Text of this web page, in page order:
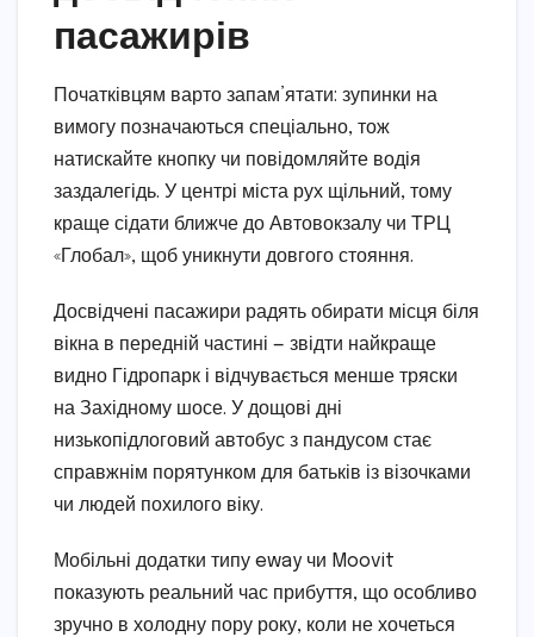
пасажирів
Початківцям варто запам’ятати: зупинки на
вимогу позначаються спеціально, тож
натискайте кнопку чи повідомляйте водія
заздалегідь. У центрі міста рух щільний, тому
краще сідати ближче до Автовокзалу чи ТРЦ
«Глобал», щоб уникнути довгого стояння.
Досвідчені пасажири радять обирати місця біля
вікна в передній частині — звідти найкраще
видно Гідропарк і відчувається менше тряски
на Західному шосе. У дощові дні
низькопідлоговий автобус з пандусом стає
справжнім порятунком для батьків із візочками
чи людей похилого віку.
Мобільні додатки типу eway чи Moovit
показують реальний час прибуття, що особливо
зручно в холодну пору року, коли не хочеться